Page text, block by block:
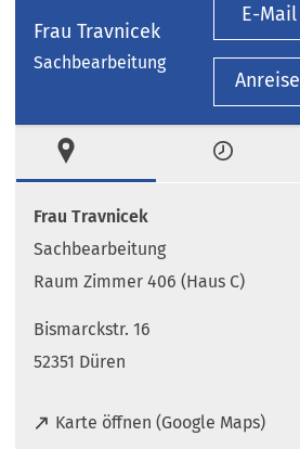
Frau Travnicek
Sachbearbeitung
E-Mail
Anreise
Zeiten
Frau Travnicek
Sachbearbeitung
Raum Zimmer 406 (Haus C)
Bismarckstr. 16
52351 Düren
Karte öffnen (Google Maps)
(